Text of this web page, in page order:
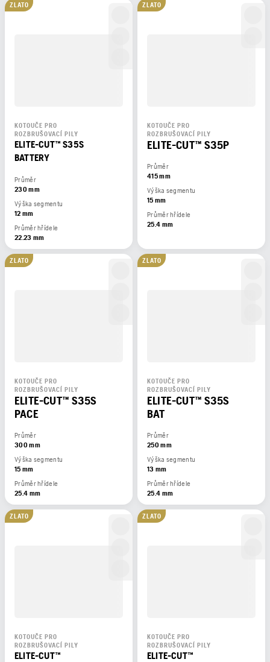
ZLATO
KOTOUČE PRO
ROZBRUŠOVACÍ PILY
ELITE-CUT™ S35S
BATTERY
Průměr
230 mm
Výška segmentu
12 mm
Průměr hřídele
22.23 mm
ZLATO
KOTOUČE PRO
ROZBRUŠOVACÍ PILY
ELITE-CUT™ S35P
Průměr
415 mm
Výška segmentu
15 mm
Průměr hřídele
25.4 mm
ZLATO
KOTOUČE PRO
ROZBRUŠOVACÍ PILY
ELITE-CUT™ S35S
PACE
Průměr
300 mm
Výška segmentu
15 mm
Průměr hřídele
25.4 mm
ZLATO
KOTOUČE PRO
ROZBRUŠOVACÍ PILY
ELITE-CUT™ S35S
BAT
Průměr
250 mm
Výška segmentu
13 mm
Průměr hřídele
25.4 mm
ZLATO
KOTOUČE PRO
ROZBRUŠOVACÍ PILY
ELITE-CUT™
ZLATO
KOTOUČE PRO
ROZBRUŠOVACÍ PILY
ELITE-CUT™